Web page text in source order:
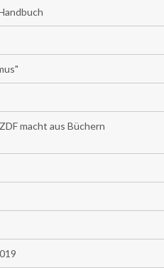
macht aus Büchern